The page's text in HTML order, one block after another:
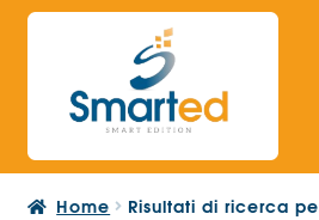
Vai
navigazione
Vai
contenuto
Home Risultati di ricerca